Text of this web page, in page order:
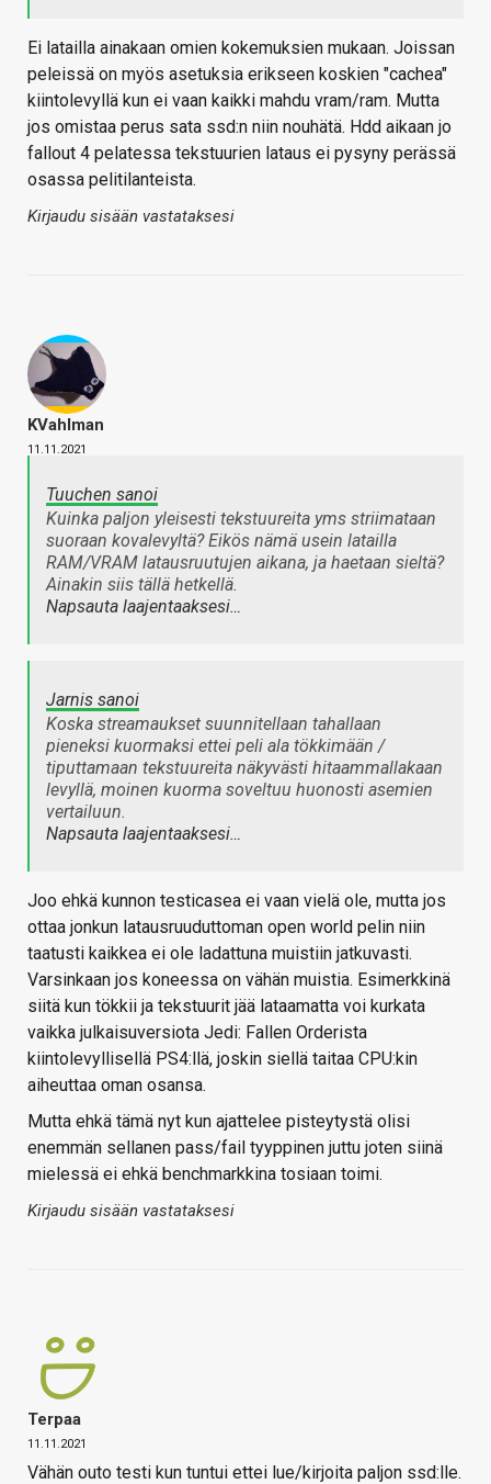
Ei latailla ainakaan omien kokemuksien mukaan. Joissan
peleissä on myös asetuksia erikseen koskien "cachea"
kiintolevyllä kun ei vaan kaikki mahdu vram/ram. Mutta
jos omistaa perus sata ssd:n niin nouhätä. Hdd aikaan jo
fallout 4 pelatessa tekstuurien lataus ei pysyny perässä
osassa pelitilanteista.
Kirjaudu sisään vastataksesi
KVahlman
11.11.2021
Tuuchen sanoi
Kuinka paljon yleisesti tekstuureita yms striimataan
suoraan kovalevyltä? Eikös nämä usein latailla
RAM/VRAM latausruutujen aikana, ja haetaan sieltä?
Ainakin siis tällä hetkellä.
Napsauta laajentaaksesi…
Jarnis sanoi
Koska streamaukset suunnitellaan tahallaan
pieneksi kuormaksi ettei peli ala tökkimään /
tiputtamaan tekstuureita näkyvästi hitaammallakaan
levyllä, moinen kuorma soveltuu huonosti asemien
vertailuun.
Napsauta laajentaaksesi…
Joo ehkä kunnon testicasea ei vaan vielä ole, mutta jos
ottaa jonkun latausruuduttoman open world pelin niin
taatusti kaikkea ei ole ladattuna muistiin jatkuvasti.
Varsinkaan jos koneessa on vähän muistia. Esimerkkinä
siitä kun tökkii ja tekstuurit jää lataamatta voi kurkata
vaikka julkaisuversiota Jedi: Fallen Orderista
kiintolevyllisellä PS4:llä, joskin siellä taitaa CPU:kin
aiheuttaa oman osansa.
Mutta ehkä tämä nyt kun ajattelee pisteytystä olisi
enemmän sellanen pass/fail tyyppinen juttu joten siinä
mielessä ei ehkä benchmarkkina tosiaan toimi.
Kirjaudu sisään vastataksesi
Terpaa
11.11.2021
Vähän outo testi kun tuntui ettei lue/kirjoita paljon ssd:lle.